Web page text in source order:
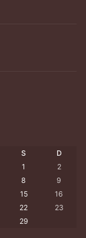
S
D
1
2
8
9
15
16
22
23
29